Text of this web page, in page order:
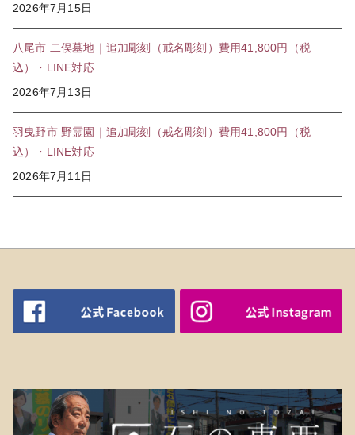
2026年7月15日
八尾市 二俣墓地｜追加彫刻（戒名彫刻）費用41,800円（税
込）・LINE対応
2026年7月13日
羽曳野市 野霊園｜追加彫刻（戒名彫刻）費用41,800円（税
込）・LINE対応
2026年7月11日